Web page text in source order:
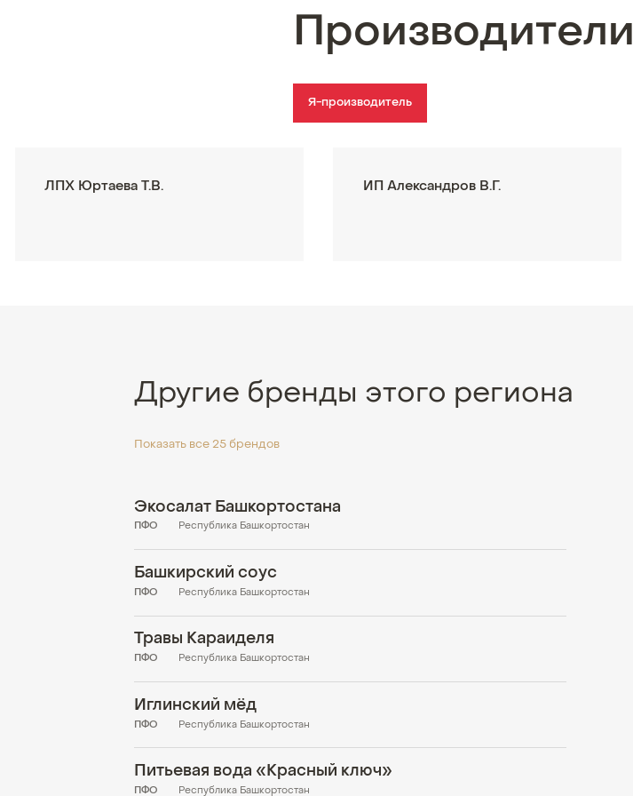
Производители
Я-производитель
ЛПХ Юртаева Т.В. ИП Александров В.Г.
Другие бренды этого региона
Показать все 25 брендов
Республика Башкортостан
Экосалат Башкортостана
ПФО
Республика Башкортостан
Башкирский соус
ПФО
Республика Башкортостан
Травы Караиделя
ПФО
Республика Башкортостан
Иглинский мёд
ПФО
Республика Башкортостан
Питьевая вода «Красный ключ»
ПФО